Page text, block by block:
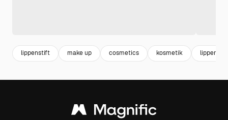
lippenstift make up cosmetics kosmetik lippen